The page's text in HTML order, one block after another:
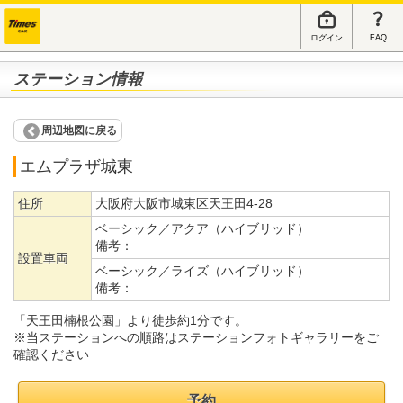
ログイン FAQ
ステーション情報
周辺地図に戻る
エムプラザ城東
住所 大阪府大阪市城東区天王田4-28
設置車両
ベーシック／アクア（ハイブリッド）
備考：
ベーシック／ライズ（ハイブリッド）
備考：
「天王田楠根公園」より徒歩約1分です。
※当ステーションへの順路はステーションフォトギャラリーをご
確認ください